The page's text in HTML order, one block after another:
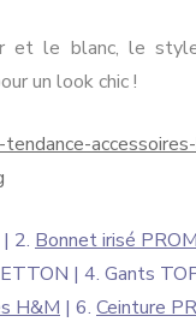
et le blanc, le
un look chic !
| 2. Bonnet irisé
| 4. Gants
H&M | 6. Ceinture